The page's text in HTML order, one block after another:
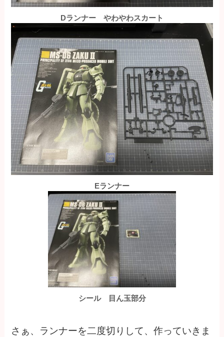
Dランナー やわやわスカート
Eランナー
シール 目ん玉部分
さぁ、ランナーを二度切りして、作っていきま